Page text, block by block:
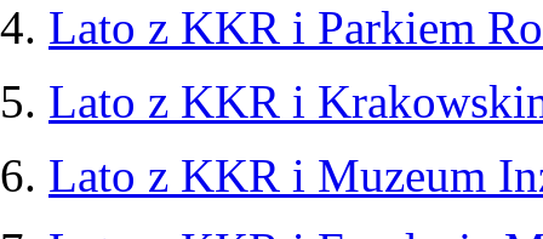
4. Lato z KKR i Parkiem
5. Lato z KKR i
6. Lato z KKR i Muzeum